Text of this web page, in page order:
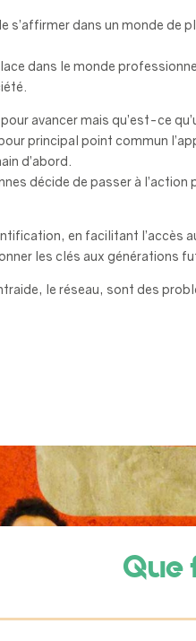
s’affirmer dans un monde
dans le monde
avancer mais qu’est-ce
principal point commun
d’abord.
décide de passer à
en facilitant
les clés aux générations
le réseau, sont des
Que